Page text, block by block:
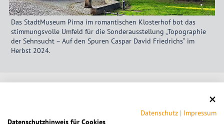
Das StadtMuseum Pirna im romantischen Klosterhof bot das
stimmungsvolle Umfeld für die Sonderausstellung „Topographie
der Sehnsucht – Auf den Spuren Caspar David Friedrichs“ im
Herbst 2024.
Auch das Tom Pauls Theaterhatte mit seinem Theater-Team, der
Datenschutz | Impressum
Datenschutzhinweis für Cookies